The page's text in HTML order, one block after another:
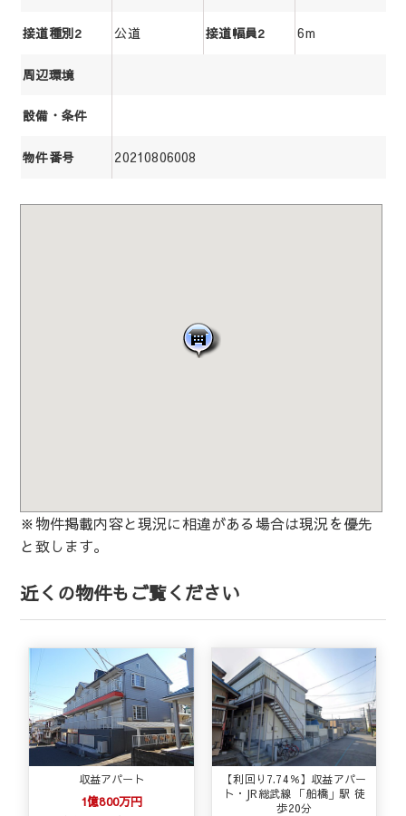
接道種別2 公道 接道幅員2 6m
周辺環境
設備・条件
物件番号 20210806008
※物件掲載内容と現況に相違がある場合は現況を優先
と致します。
近くの物件もご覧ください
収益アパート
1億800万円
【利回り7.74％】収益アパー
ト・JR総武線 「船橋」駅 徒
歩20分